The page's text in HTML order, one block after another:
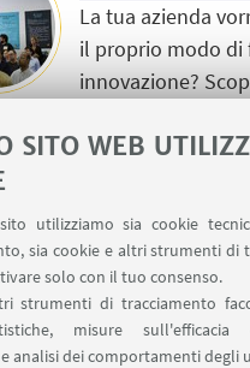
SITO WEB
utilizziamo sia cookie
sia cookie e altri strumenti di
solo con il tuo consenso.
strumenti di tracciamento
misure sull'efficacia
analisi dei comportamenti degli
La tua azienda
il proprio modo di
innovazione?
ROMAGNA
Scopri e scarica il
vengono mappati i
e i trend emergenti
Innovation in